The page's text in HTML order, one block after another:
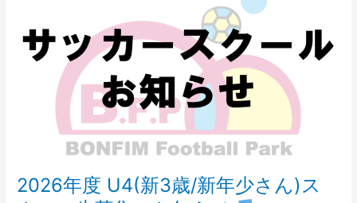
2026年度 U4(新3歳/新年少さん)ス
U4(新
ス
ク